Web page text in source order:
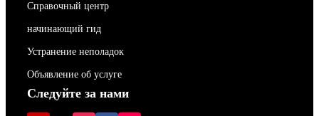
Справочный центр
начинающий гид
Устранение неполадок
Объявление об услуге
Следуйте за нами